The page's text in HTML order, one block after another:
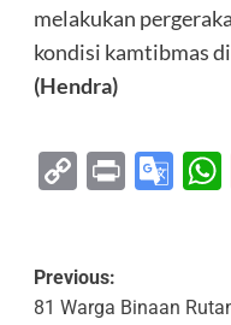
melakukan
kondisi kamtibmas
(Hendra)
CopyPrint
Previous:
81 Warga Binaan